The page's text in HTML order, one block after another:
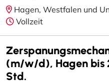
Hagen, Westfalen und
Vollzeit
(m/w/d), Hagen bis
Std.